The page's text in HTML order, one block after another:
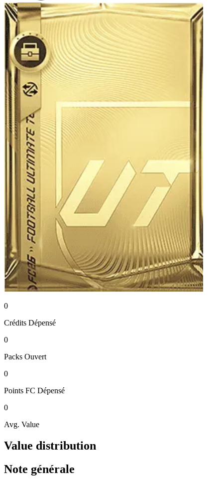
0
Crédits Dépensé
0
Packs Ouvert
0
Points FC Dépensé
0
Avg. Value
Value distribution
Note générale